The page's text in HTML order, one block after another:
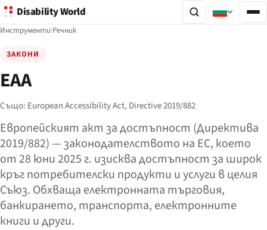
Disability World
Инструменти·Речник
ЗАКОНИ
EAA
Също: European Accessibility Act, Directive 2019/882
Европейският акт за достъпност (Директива
2019/882) — законодателството на ЕС, което
от 28 юни 2025 г. изисква достъпност за широк
кръг потребителски продукти и услуги в целия
Съюз. Обхваща електронната търговия,
банкирането, транспорта, електронните
книги и други.